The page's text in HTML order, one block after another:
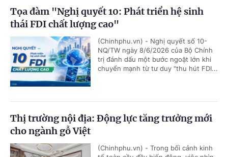
Tọa đàm "Nghị quyết 10: Phát triển hệ sinh
thái FDI chất lượng cao"
(Chinhphu.vn) - Nghị quyết số 10-
NQ/TW ngày 8/6/2026 của Bộ Chính
trị đánh dấu một bước ngoặt lớn khi
chuyển mạnh từ tư duy "thu hút FDI...
Thị trường nội địa: Động lực tăng trưởng mới
cho ngành gỗ Việt
(Chinhphu.vn) - Trong bối cảnh kinh